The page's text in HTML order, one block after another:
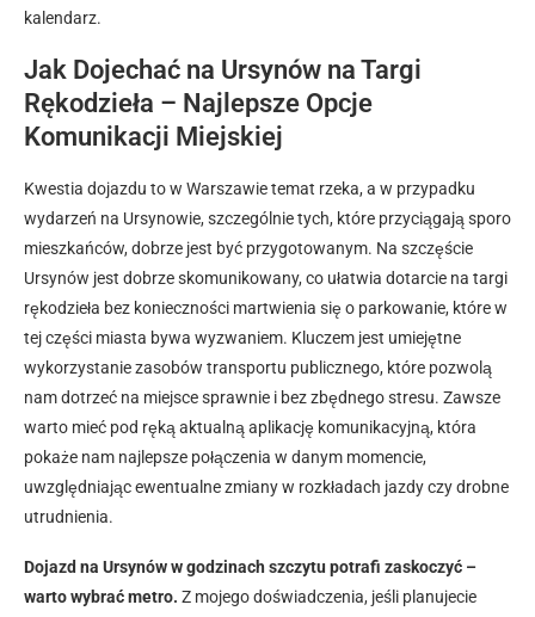
kalendarz.
Jak Dojechać na Ursynów na Targi
Rękodzieła – Najlepsze Opcje
Komunikacji Miejskiej
Kwestia dojazdu to w Warszawie temat rzeka, a w przypadku
wydarzeń na Ursynowie, szczególnie tych, które przyciągają sporo
mieszkańców, dobrze jest być przygotowanym. Na szczęście
Ursynów jest dobrze skomunikowany, co ułatwia dotarcie na targi
rękodzieła bez konieczności martwienia się o parkowanie, które w
tej części miasta bywa wyzwaniem. Kluczem jest umiejętne
wykorzystanie zasobów transportu publicznego, które pozwolą
nam dotrzeć na miejsce sprawnie i bez zbędnego stresu. Zawsze
warto mieć pod ręką aktualną aplikację komunikacyjną, która
pokaże nam najlepsze połączenia w danym momencie,
uwzględniając ewentualne zmiany w rozkładach jazdy czy drobne
utrudnienia.
Dojazd na Ursynów w godzinach szczytu potrafi zaskoczyć –
warto wybrać metro. Z mojego doświadczenia, jeśli planujecie